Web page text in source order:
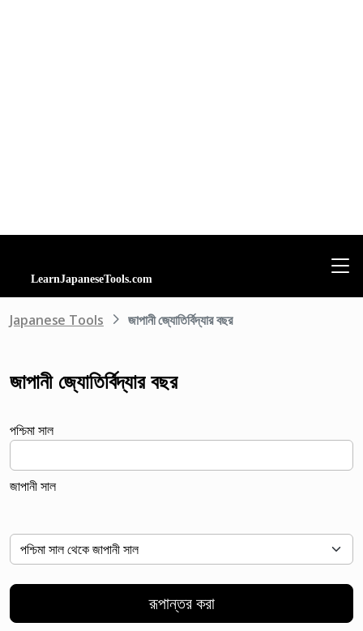
Japanese Tools জাপানী জ্যোতির্বিদ্যার বছর
জাপানী জ্যোতির্বিদ্যার বছর
পশ্চিমা সাল
জাপানী সাল
রূপান্তর করা